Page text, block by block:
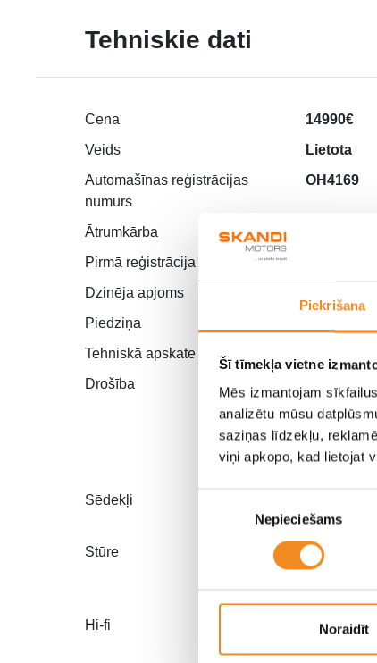
Piekrišana
Šī tīmekļa vietne
Mēs izmantojam
analizētu mūsu
saziņas līdzekļu,
viņi apkopo, kad lietojat
Nepieciešams
Noraidīt
Tehniskie dati
Cena 14990€
Veids
Lietota
Automašīnas reģistrācijas
numurs
OH4169
Ātrumkārba
Pirmā reģistrācija
Dzinēja apjoms
Piedziņa
Tehniskā apskate
Drošība
ABS,
Air-bag,
SRS
Sēdekļi
Stūre
Hi-fi
FM/AM,